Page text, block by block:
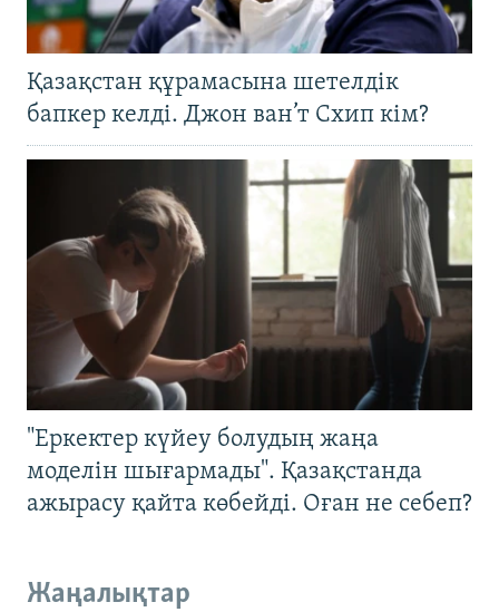
Қазақстан құрамасына шетелдік
бапкер келді. Джон ван’т Схип кім?
"Еркектер күйеу болудың жаңа
моделін шығармады". Қазақстанда
ажырасу қайта көбейді. Оған не себеп?
Жаңалықтар